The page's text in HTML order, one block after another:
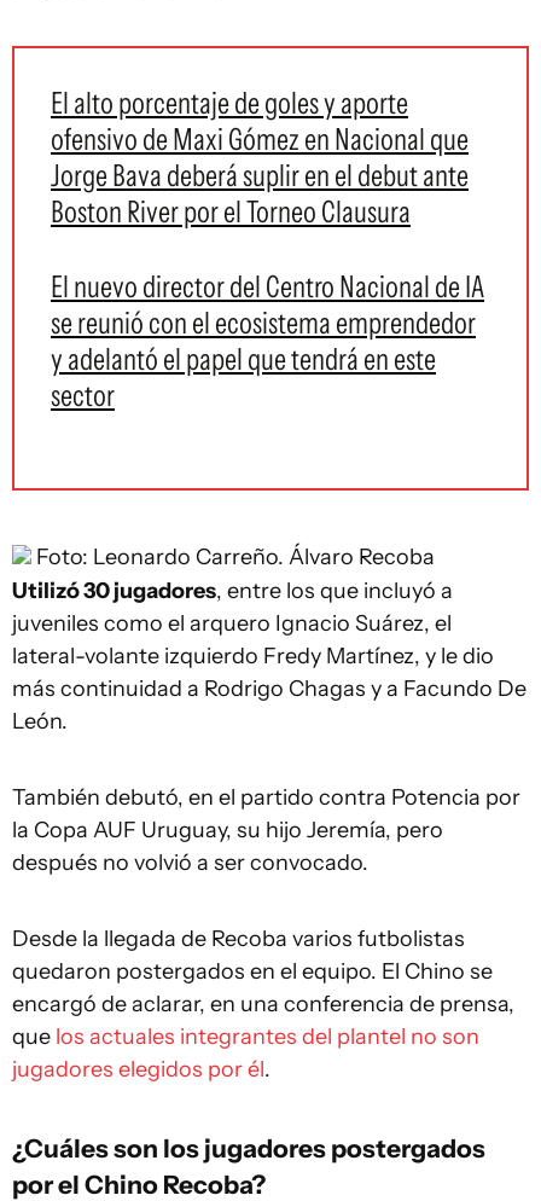
El alto porcentaje de goles y aporte
ofensivo de Maxi Gómez en Nacional que
Jorge Bava deberá suplir en el debut ante
Boston River por el Torneo Clausura
El nuevo director del Centro Nacional de IA
se reunió con el ecosistema emprendedor
y adelantó el papel que tendrá en este
sector
Foto: Leonardo Carreño. Álvaro Recoba
Utilizó 30 jugadores, entre los que incluyó a
juveniles como el arquero Ignacio Suárez, el
lateral-volante izquierdo Fredy Martínez, y le dio
más continuidad a Rodrigo Chagas y a Facundo De
León.
También debutó, en el partido contra Potencia por
la Copa AUF Uruguay, su hijo Jeremía, pero
después no volvió a ser convocado.
Desde la llegada de Recoba varios futbolistas
quedaron postergados en el equipo. El Chino se
encargó de aclarar, en una conferencia de prensa,
que los actuales integrantes del plantel no son
jugadores elegidos por él.
¿Cuáles son los jugadores postergados
por el Chino Recoba?